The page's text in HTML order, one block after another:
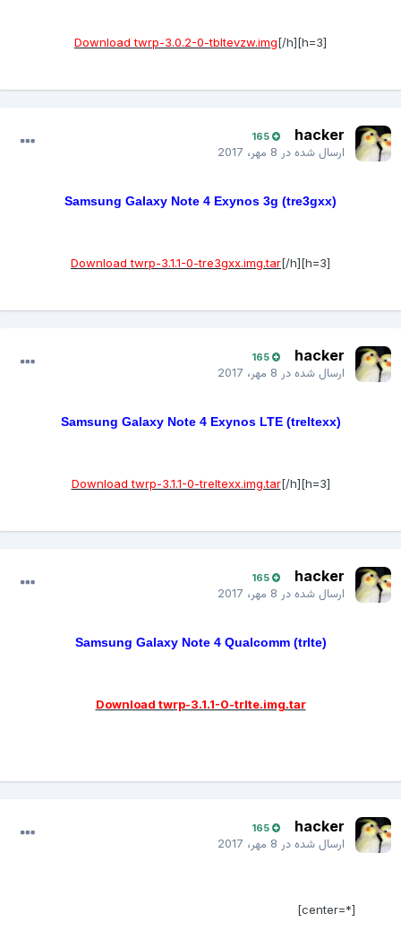
Download twrp-3.0.2-0-tbltevzw.img[/h]
hacker
165
ارسال شده در8 مهر، 2017
Samsung Galaxy Note 4 Exynos 3g (tre3gxx)
Download twrp-3.1.1-0-tre3gxx.img.tar[/h]
hacker
165
ارسال شده در8 مهر، 2017
Samsung Galaxy Note 4 Exynos LTE (treltexx)
Download twrp-3.1.1-0-treltexx.img.tar[/h]
hacker
165
ارسال شده در8 مهر، 2017
Samsung Galaxy Note 4 Qualcomm (trlte)
Download twrp-3.1.1-0-trlte.img.tar
hacker
165
ارسال شده در8 مهر، 2017
[*=center]